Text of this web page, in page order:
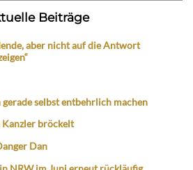
Beiträge
aber nicht auf die Antwort
selbst entbehrlich machen
bröckelt
Dan